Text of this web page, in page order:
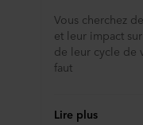
Vous cherchez
et leur impact
de leur cycle de
faut
Lire plus